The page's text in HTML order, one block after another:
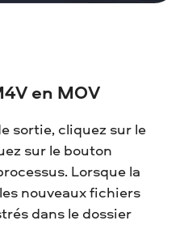
en MOV
sortie, cliquez sur le
sur le bouton
Lorsque la
nouveaux fichiers
dans le dossier